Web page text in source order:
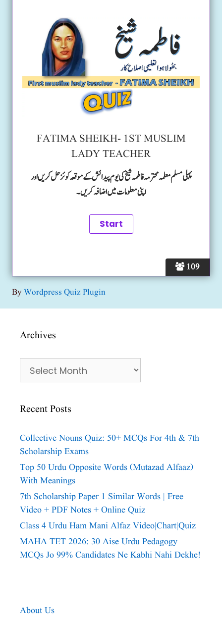
109
FATIMA SHEIKH- 1ST MUSLIM
LADY TEACHER
پہلی مسلم معلمہ محترمہ فاطمہ شیخ کی یوم پیدائش کے موقعہ کوئز حل کریں اور
اپنی معلومات میں اضافہ کریں۔
ByWordpress Quiz Plugin
Archives
Recent Posts
Collective Nouns Quiz: 50+ MCQs For 4th & 7th
Scholarship Exams
Top 50 Urdu Opposite Words (Mutazad Alfaaz)
With Meanings
7th Scholarship Paper 1 Similar Words | Free
Video + PDF Notes + Online Quiz
Class 4 Urdu Ham Mani Alfaz Video|chart|quiz
MAHA TET 2026: 30 Aise Urdu Pedagogy
MCQs Jo 99% Candidates Ne Kabhi Nahi Dekhe!
About Us